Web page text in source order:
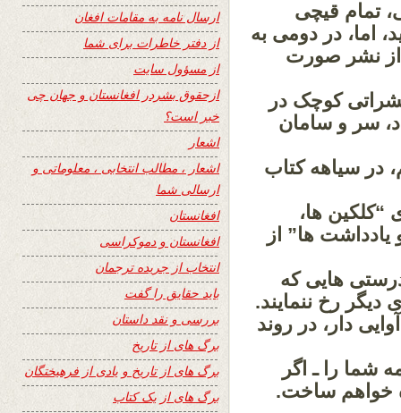
تمام قیچی
اما، در دومی به
از نشر صورت
کوچک در
سر و سامان
در سیاهه کتاب
“کلکین ها،
یادداشت ها” از
هایی که
رخ ننمایند.
دار، در روند
شما را ـ اگر
خواهم ساخت.
ارسال نامه به مقامات افغان
از دفتر خاطرات برای شما
از مسؤول سایت
ازحقوق بشردر افغانستان و جهان چی
خبر است؟
اشعار
اشعار ، مطالب انتخابی ، معلوماتی و
ارسالی شما
افغانستان
افغانستان و دموکراسی
انتخاب از جریده ترجمان
باید حقایق را گفت
بررسی و نقد داستان
برگ های از تاریخ
برگ های از تاریخ و یادی از فرهیختگان
برگ های از یک کتاب